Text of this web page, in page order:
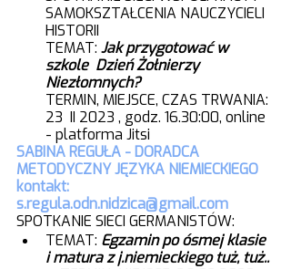
SAMOKSZTAŁCENIA NAUCZYCIELI
HISTORII
TEMAT: Jak przygotować w
szkole  Dzień Żołnierzy
Niezłomnych?
TERMIN, MIEJSCE, CZAS TRWANIA:
23  II 2023 , godz. 16.30:00, online
- platforma Jitsi
SABINA REGUŁA - DORADCA
METODYCZNY JĘZYKA NIEMIECKIEGO
kontakt:
s.regula.odn.nidzica@gmail.com
SPOTKANIE SIECI GERMANISTÓW:
TEMAT: Egzamin po ósmej klasie
i matura z j.niemieckiego tuż, tuż..